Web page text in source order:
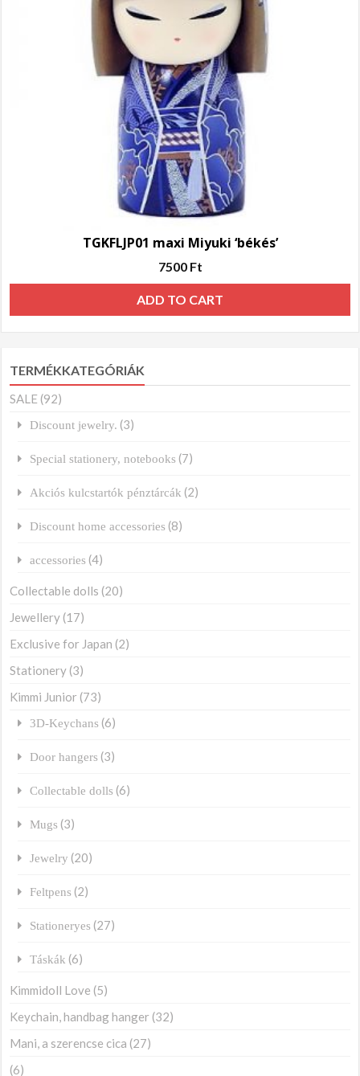
TGKFLJP01 maxi Miyuki ‘békés’
7500 Ft
ADD TO CART
TERMÉKKATEGÓRIÁK
SALE (92)
Discount jewelry. (3)
Special stationery, notebooks (7)
Akciós kulcstartók pénztárcák (2)
Discount home accessories (8)
accessories (4)
Collectable dolls (20)
Jewellery (17)
Exclusive for Japan (2)
Stationery (3)
Kimmi Junior (73)
3D-Keychans (6)
Door hangers (3)
Collectable dolls (6)
Mugs (3)
Jewelry (20)
Feltpens (2)
Stationeryes (27)
Táskák (6)
Kimmidoll Love (5)
Keychain, handbag hanger (32)
Mani, a szerencse cica (27)
(6)